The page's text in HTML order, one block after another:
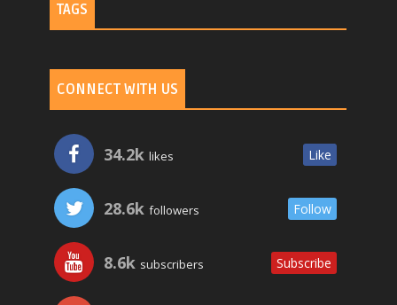
TAGS
CONNECT WITH US
34.2k likes Like
28.6k followers Follow
8.6k subscribers Subscribe